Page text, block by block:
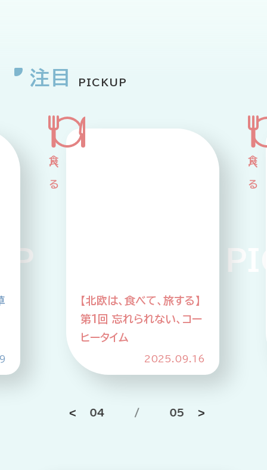
注目 PICKUP
【北欧は、食べて、旅する】
第1回 忘れられない、コー
ヒータイム
2025.09.16
04 / 05